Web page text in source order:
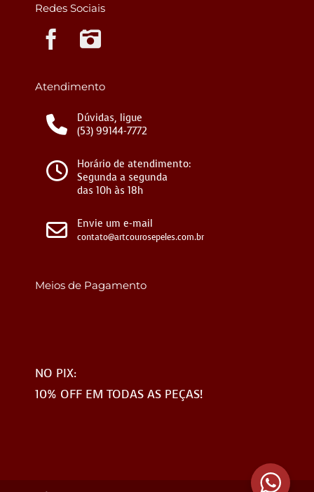
Redes Sociais
Atendimento
Dúvidas, ligue
(53) 99144-7772
Horário de atendimento:
Segunda a segunda
das 10h às 18h
Envie um e-mail
contato@artcourosepeles.com.br
Meios de Pagamento
NO PIX:
10% OFF EM TODAS AS PEÇAS!